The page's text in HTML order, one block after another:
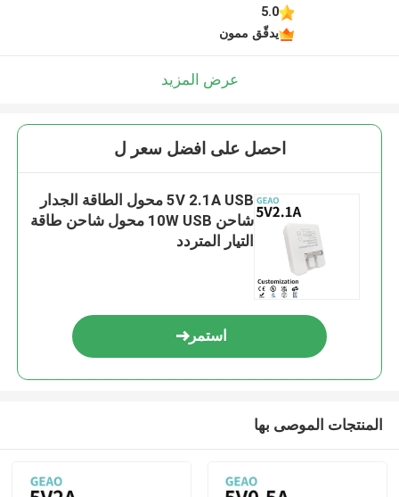
5.0
يدقّق ممون
عرض المزيد
احصل على افضل سعر ل
5V 2.1A USB محول الطاقة الجدار
شاحن 10W USB محول شاحن طاقة
التيار المتردد
استمر
المنتجات الموصى بها